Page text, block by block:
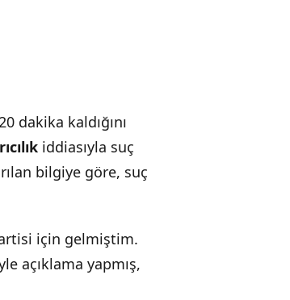
dakika kaldığını
iddiasıyla suç
bilgiye göre, suç
için gelmiştim.
açıklama yapmış,